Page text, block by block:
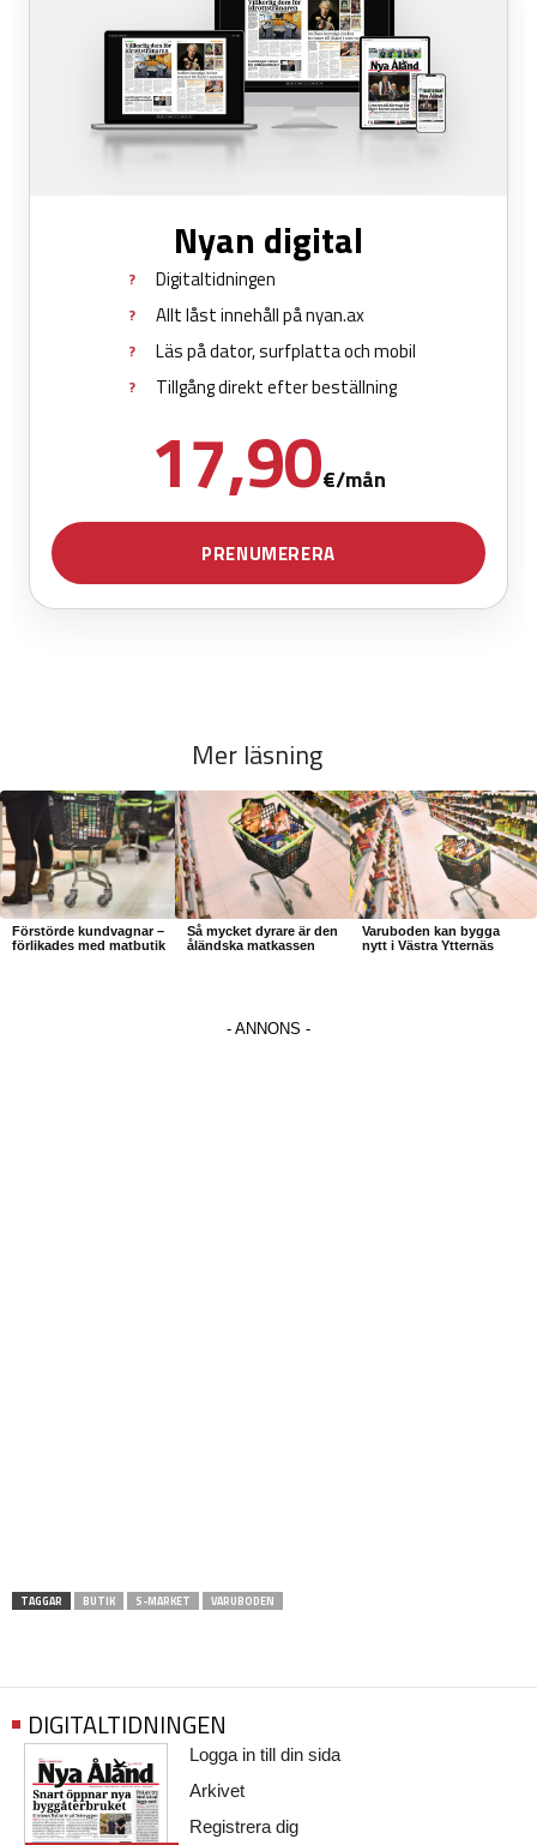
Mer läsning
Förstörde kundvagnar –
förlikades med matbutik
Så mycket dyrare är den
åländska matkassen
Varuboden kan bygga
nytt i Västra Ytternäs
TAGGAR BUTIK S-MARKET VARUBODEN
DIGITALTIDNINGEN
Logga in till din sida
Arkivet
Registrera dig